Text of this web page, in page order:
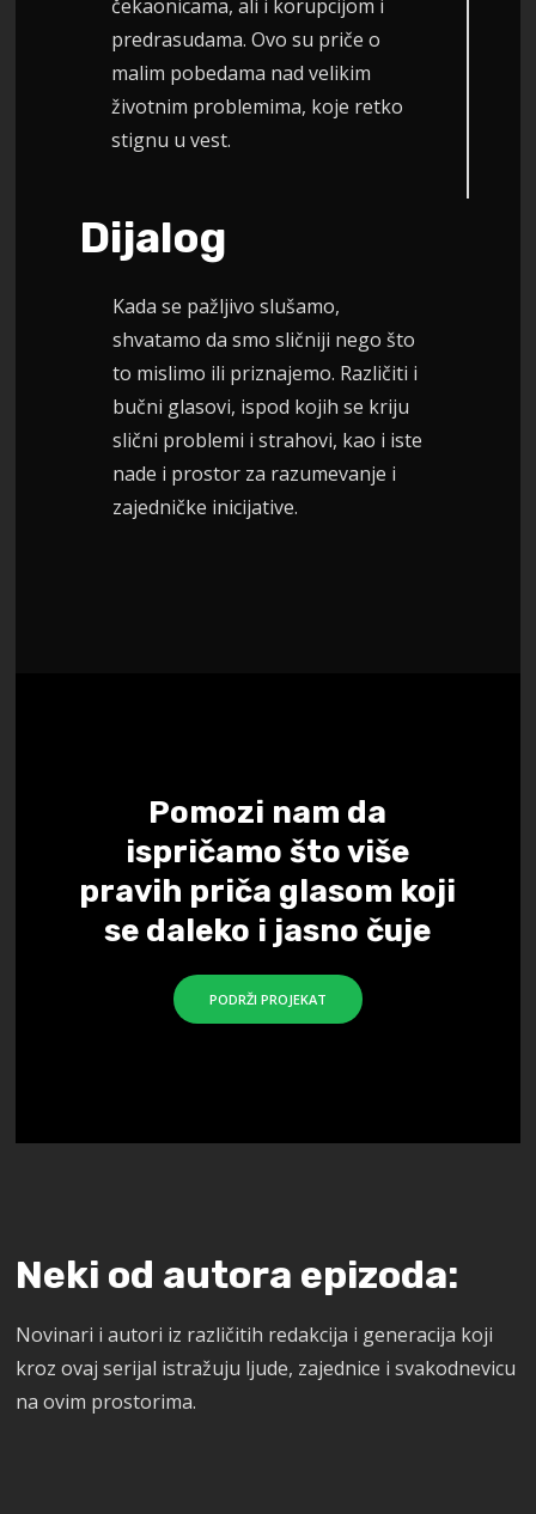
čekaonicama, ali i korupcijom i
predrasudama. Ovo su priče o
malim pobedama nad velikim
životnim problemima, koje retko
stignu u vest.
Dijalog
Kada se pažljivo slušamo,
shvatamo da smo sličniji nego što
to mislimo ili priznajemo. Različiti i
bučni glasovi, ispod kojih se kriju
slični problemi i strahovi, kao i iste
nade i prostor za razumevanje i
zajedničke inicijative.
Pomozi nam da
ispričamo što više
pravih priča glasom koji
se daleko i jasno čuje
PODRŽI PROJEKAT
Neki od autora epizoda:
Novinari i autori iz različitih redakcija i generacija koji
kroz ovaj serijal istražuju ljude, zajednice i svakodnevicu
na ovim prostorima.